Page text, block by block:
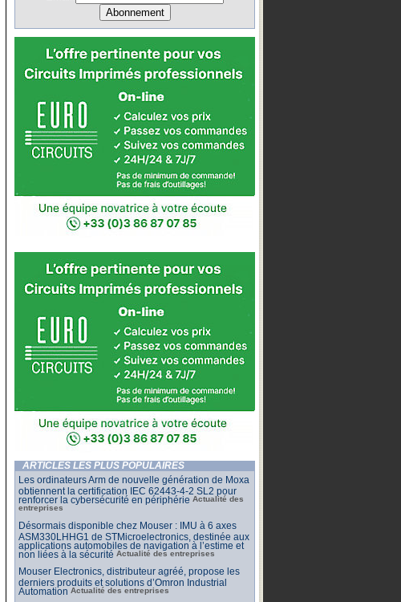
ARTICLES LES PLUS POPULAIRES
Les ordinateurs Arm de nouvelle génération de Moxa
obtiennent la certification IEC 62443-4-2 SL2 pour
renforcer la cybersécurité en périphérie Actualité des
entreprises
Désormais disponible chez Mouser : IMU à 6 axes
ASM330LHHG1 de STMicroelectronics, destinée aux
applications automobiles de navigation à l’estime et
non liées à la sécurité Actualité des entreprises
Mouser Electronics, distributeur agréé, propose les
derniers produits et solutions d’Omron Industrial
Automation Actualité des entreprises